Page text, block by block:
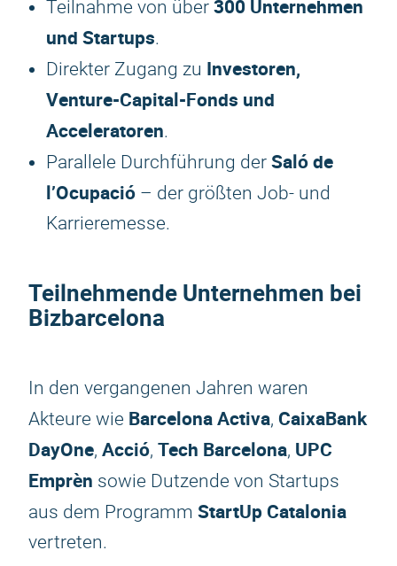
Teilnahme von über 300 Unternehmen
und Startups.
Direkter Zugang zu Investoren,
Venture-Capital-Fonds und
Acceleratoren.
Parallele Durchführung der Saló de
l’Ocupació – der größten Job- und
Karrieremesse.
Teilnehmende Unternehmen bei
Bizbarcelona
In den vergangenen Jahren waren
Akteure wie Barcelona Activa, CaixaBank
DayOne, Acció, Tech Barcelona, UPC
Emprèn sowie Dutzende von Startups
aus dem Programm StartUp Catalonia
vertreten.